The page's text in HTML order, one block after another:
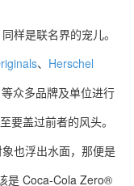
样是联名界的宠儿。
、 Herschel
等众多品牌及单位进行
要盖过前者的风头。
也浮出水面，那便是
是 Coca-Cola Zero®